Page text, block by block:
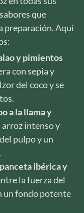
que
preparación. Aquí
y pimientos
con sepia y
del coco y se
a la llama y
arroz intenso y
pulpo y un
ibérica y
la fuerza del
un fondo potente